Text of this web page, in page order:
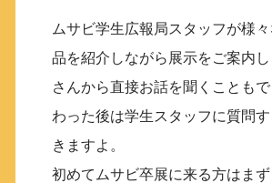
ムサビ学生広報局スタッフが様
品を紹介しながら展示をご案内
さんから直接お話を聞くことも
わった後は学生スタッフに質問
きますよ。
初めてムサビ卒展に来る方はま